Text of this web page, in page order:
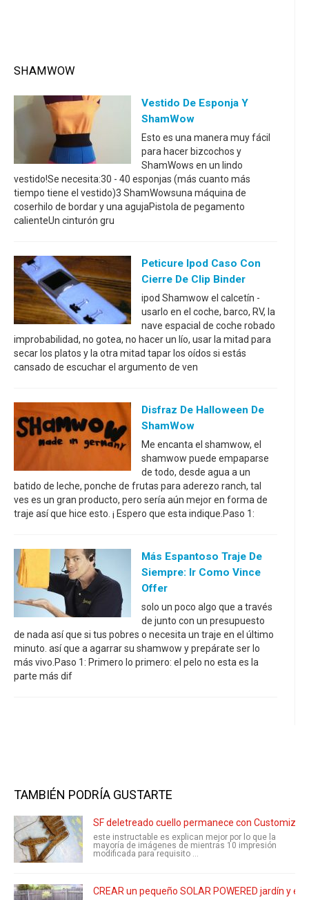
SHAMWOW
Vestido De Esponja Y
ShamWow
Esto es una manera muy fácil
para hacer bizcochos y
ShamWows en un lindo
vestido!Se necesita:30 - 40 esponjas (más cuanto más
tiempo tiene el vestido)3 ShamWowsuna máquina de
coserhilo de bordar y una agujaPistola de pegamento
calienteUn cinturón gru
Peticure Ipod Caso Con
Cierre De Clip Binder
ipod Shamwow el calcetín -
usarlo en el coche, barco, RV, la
nave espacial de coche robado
improbabilidad, no gotea, no hacer un lío, usar la mitad para
secar los platos y la otra mitad tapar los oídos si estás
cansado de escuchar el argumento de ven
Disfraz De Halloween De
ShamWow
Me encanta el shamwow, el
shamwow puede empaparse
de todo, desde agua a un
batido de leche, ponche de frutas para aderezo ranch, tal
ves es un gran producto, pero sería aún mejor en forma de
traje así que hice esto. ¡ Espero que esta indique.Paso 1:
Más Espantoso Traje De
Siempre: Ir Como Vince
Offer
solo un poco algo que a través
de junto con un presupuesto
de nada así que si tus pobres o necesita un traje en el último
minuto. así que a agarrar su shamwow y prepárate ser lo
más vivo.Paso 1: Primero lo primero: el pelo no esta es la
parte más dif
TAMBIÉN PODRÍA GUSTARTE
SF deletreado cuello permanece con Customizer
este instructable es explican mejor por lo que la
mayoría de imágenes de mientras 10 impresión
modificada para requisito ...
CREAR un pequeño SOLAR POWERED jardín y